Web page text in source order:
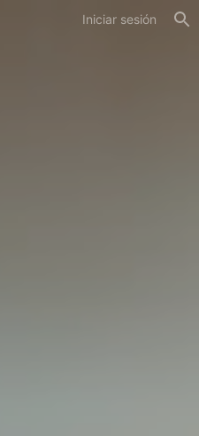
Iniciar sesión